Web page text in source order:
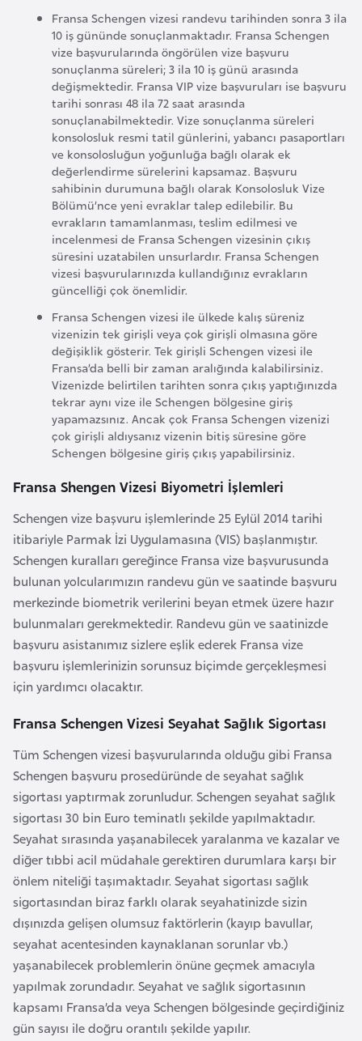
Fransa Schengen vizesi randevu tarihinden sonra 3 ila
10 iş gününde sonuçlanmaktadır. Fransa Schengen
vize başvurularında öngörülen vize başvuru
sonuçlanma süreleri; 3 ila 10 iş günü arasında
değişmektedir. Fransa VIP vize başvuruları ise başvuru
tarihi sonrası 48 ila 72 saat arasında
sonuçlanabilmektedir. Vize sonuçlanma süreleri
konsolosluk resmi tatil günlerini, yabancı pasaportları
ve konsolosluğun yoğunluğa bağlı olarak ek
değerlendirme sürelerini kapsamaz. Başvuru
sahibinin durumuna bağlı olarak Konsolosluk Vize
Bölümü’nce yeni evraklar talep edilebilir. Bu
evrakların tamamlanması, teslim edilmesi ve
incelenmesi de Fransa Schengen vizesinin çıkış
süresini uzatabilen unsurlardır. Fransa Schengen
vizesi başvurularınızda kullandığınız evrakların
güncelliği çok önemlidir.
Fransa Schengen vizesi ile ülkede kalış süreniz
vizenizin tek girişli veya çok girişli olmasına göre
değişiklik gösterir. Tek girişli Schengen vizesi ile
Fransa’da belli bir zaman aralığında kalabilirsiniz.
Vizenizde belirtilen tarihten sonra çıkış yaptığınızda
tekrar aynı vize ile Schengen bölgesine giriş
yapamazsınız. Ancak çok Fransa Schengen vizenizi
çok girişli aldıysanız vizenin bitiş süresine göre
Schengen bölgesine giriş çıkış yapabilirsiniz.
Fransa Shengen Vizesi Biyometri İşlemleri
Schengen vize başvuru işlemlerinde 25 Eylül 2014 tarihi
itibariyle Parmak İzi Uygulamasına (VIS) başlanmıştır.
Schengen kuralları gereğince Fransa vize başvurusunda
bulunan yolcularımızın randevu gün ve saatinde başvuru
merkezinde biometrik verilerini beyan etmek üzere hazır
bulunmaları gerekmektedir. Randevu gün ve saatinizde
başvuru asistanımız sizlere eşlik ederek Fransa vize
başvuru işlemlerinizin sorunsuz biçimde gerçekleşmesi
için yardımcı olacaktır.
Fransa Schengen Vizesi Seyahat Sağlık Sigortası
Tüm Schengen vizesi başvurularında olduğu gibi Fransa
Schengen başvuru prosedüründe de seyahat sağlık
sigortası yaptırmak zorunludur. Schengen seyahat sağlık
sigortası 30 bin Euro teminatlı şekilde yapılmaktadır.
Seyahat sırasında yaşanabilecek yaralanma ve kazalar ve
diğer tıbbi acil müdahale gerektiren durumlara karşı bir
önlem niteliği taşımaktadır. Seyahat sigortası sağlık
sigortasından biraz farklı olarak seyahatinizde sizin
dışınızda gelişen olumsuz faktörlerin (kayıp bavullar,
seyahat acentesinden kaynaklanan sorunlar vb.)
yaşanabilecek problemlerin önüne geçmek amacıyla
yapılmak zorundadır. Seyahat ve sağlık sigortasının
kapsamı Fransa’da veya Schengen bölgesinde geçirdiğiniz
gün sayısı ile doğru orantılı şekilde yapılır.
K
r
e
ü
e
y
u
a
n
G
u
y
n
a
H
i
n